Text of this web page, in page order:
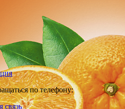
по телефону:
связь